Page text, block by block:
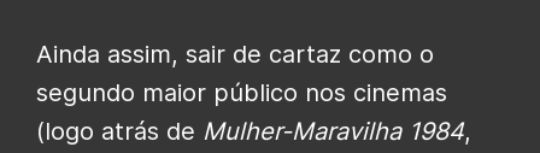
Ainda assim, sair de cartaz como o
segundo maior público nos cinemas
(logo atrás de Mulher-Maravilha 1984,